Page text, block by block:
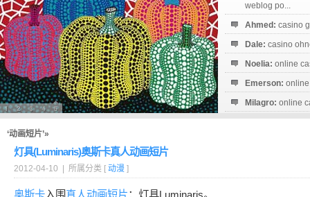
weblog po...
Ahmed: casino
Dale: casino
Noelia: online
Emerson:
Milagro: online
‘动画短片’»
灯具(Luminaris)奥斯卡真人动画短片
2012-04-10 | 所属分类 [ 动漫 ]
奥斯卡入围真人动画短片：灯具Luminaris。